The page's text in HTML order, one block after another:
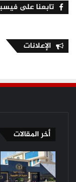
تابعنا على
الإعلانات
أخر المقالات